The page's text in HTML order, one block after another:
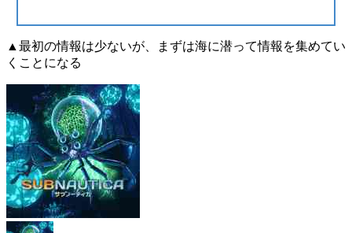
▲最初の情報は少ないが、まずは海に潜って情報を集めてい
くことになる